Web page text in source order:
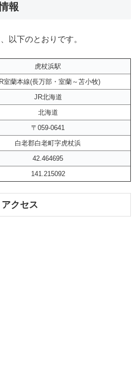
報
以下のとおりです。
虎杖浜駅
室蘭本線(長万部・室蘭～苫小牧)
JR北海道
北海道
〒059-0641
白老郡白老町字虎杖浜
42.464695
141.215092
クセス